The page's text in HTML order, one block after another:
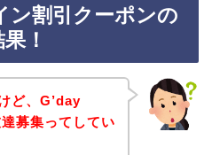
ン割引クーポンの
！
ど、G’day
募集ってしてい